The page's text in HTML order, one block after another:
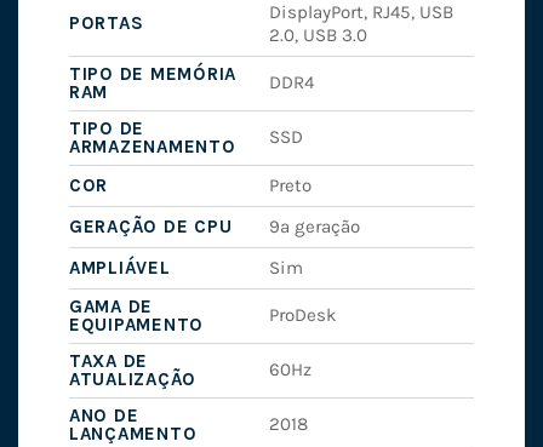
PORTAS
DisplayPort, RJ45, USB
2.0, USB 3.0
TIPO DE MEMÓRIA
RAM
DDR4
TIPO DE
ARMAZENAMENTO
SSD
COR
Preto
GERAÇÃO DE CPU
9ª geração
AMPLIÁVEL
Sim
GAMA DE
EQUIPAMENTO
ProDesk
TAXA DE
ATUALIZAÇÃO
60Hz
ANO DE
LANÇAMENTO
2018